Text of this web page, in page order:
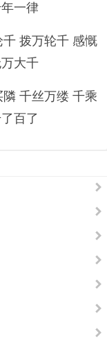
一律
拨万轮千 感慨
大千
千丝万缕 千乘
百了